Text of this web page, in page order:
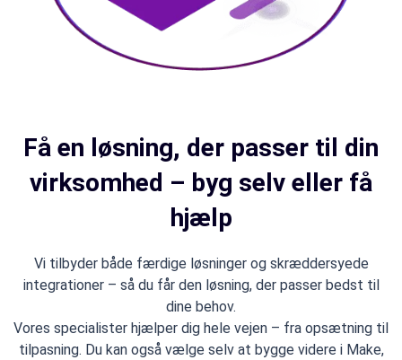
Få en løsning, der passer til din
virksomhed – byg selv eller få
hjælp
Vi tilbyder både færdige løsninger og skræddersyede
integrationer – så du får den løsning, der passer bedst til
dine behov.
Vores specialister hjælper dig hele vejen – fra opsætning til
tilpasning. Du kan også vælge selv at bygge videre i Make,